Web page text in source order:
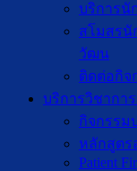
บริการนั
สโมสรนั
วัฒน
ติดต่อกิจ
บริการวิชากา
กิจกรรม
หลักสูตร
Patient